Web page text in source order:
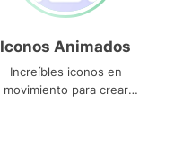
Iconos Animados
Increíbles iconos en
movimiento para crear